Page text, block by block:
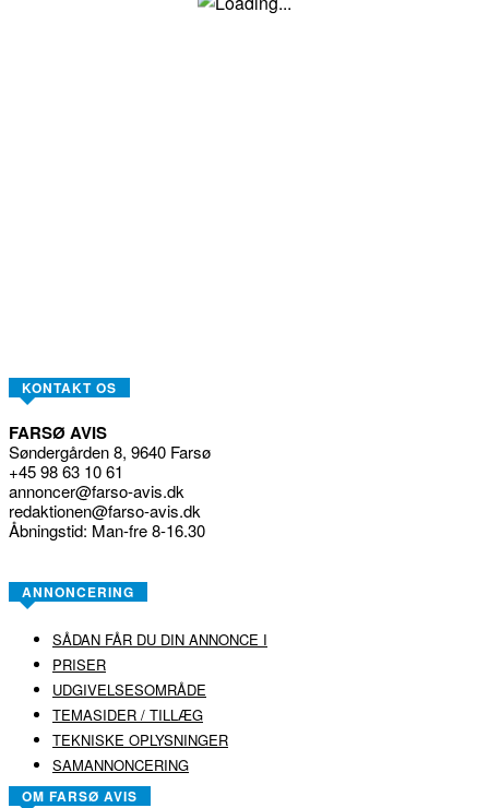
KONTAKT OS
FARSØ AVIS
Søndergården 8, 9640 Farsø
+45 98 63 10 61
annoncer@farso-avis.dk
redaktionen@farso-avis.dk
Åbningstid: Man-fre 8-16.30
ANNONCERING
SÅDAN FÅR DU DIN ANNONCE I
PRISER
UDGIVELSESOMRÅDE
TEMASIDER / TILLÆG
TEKNISKE OPLYSNINGER
SAMANNONCERING
OM FARSØ AVIS